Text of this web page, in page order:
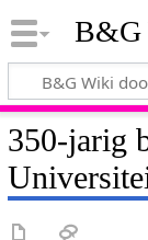
B&G
350-jarig